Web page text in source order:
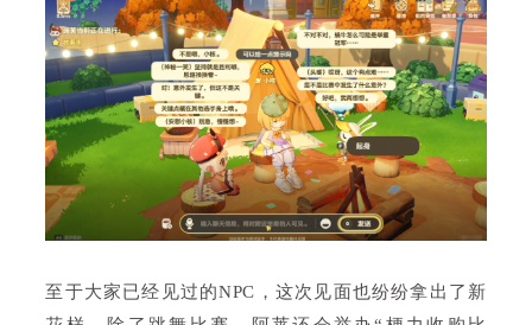
至于大家已经见过的NPC，这次见面也纷纷拿出了新